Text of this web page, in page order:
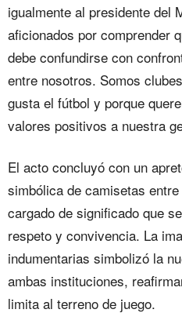
igualmente al presidente del
aficionados por comprender
debe confundirse con
entre nosotros. Somos
gusta el fútbol y porque
valores positivos a nuestra
El acto concluyó con un
simbólica de camisetas
cargado de significado que
respeto y convivencia. La
indumentarias simbolizó la
ambas instituciones,
limita al terreno de juego.